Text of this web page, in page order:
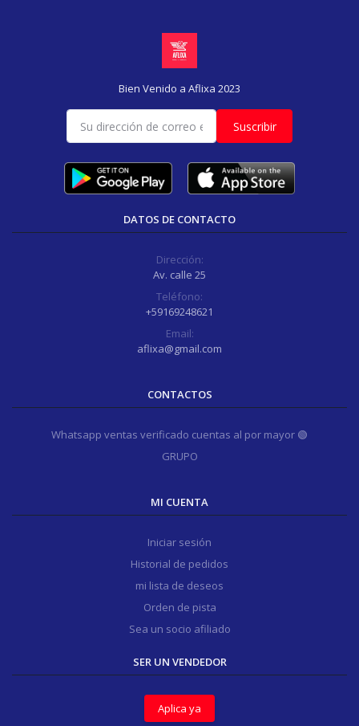
Bien Venido a Aflixa 2023
Suscribir
DATOS DE CONTACTO
Dirección:
Av. calle 25
Teléfono:
+59169248621
Email:
aflixa@gmail.com
CONTACTOS
Whatsapp ventas verificado cuentas al por mayor 🟢
GRUPO
MI CUENTA
Iniciar sesión
Historial de pedidos
mi lista de deseos
Orden de pista
Sea un socio afiliado
SER UN VENDEDOR
Aplica ya